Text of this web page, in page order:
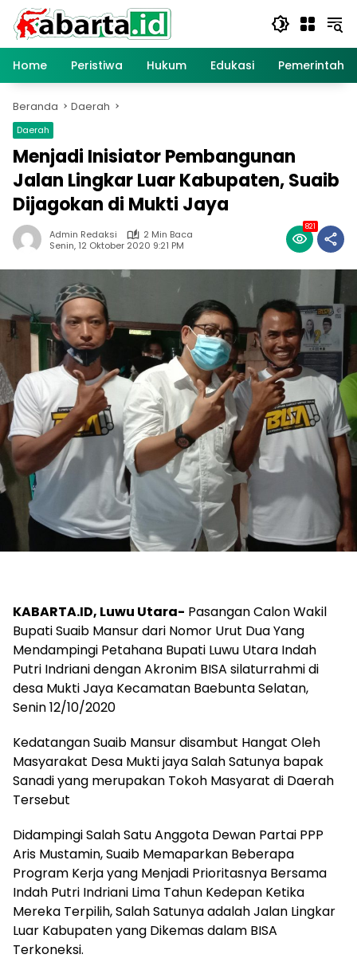
Langsung
konten
Home
Peristiwa Hukum Edukasi
Beranda Daerah
Daerah
Menjadi Inisiator Pembangunan
Jalan Lingkar Luar Kabupaten, Suaib
Dijagokan di Mukti Jaya
Admin Redaksi
2 Min Baca
Senin, 12 Oktober 2020 9:21 PM
821
KABARTA.ID, Luwu Utara- Pasangan Calon Wakil
Bupati Suaib Mansur dari Nomor Urut Dua Yang
Mendampingi Petahana Bupati Luwu Utara Indah
Putri Indriani dengan Akronim BISA silaturrahmi di
desa Mukti Jaya Kecamatan Baebunta Selatan,
Senin 12/10/2020
Kedatangan Suaib Mansur disambut Hangat Oleh
Masyarakat Desa Mukti jaya Salah Satunya bapak
Sanadi yang merupakan Tokoh Masyarat di Daerah
Tersebut
Didampingi Salah Satu Anggota Dewan Partai PPP
Aris Mustamin, Suaib Memaparkan Beberapa
Program Kerja yang Menjadi Prioritasnya Bersama
Indah Putri Indriani Lima Tahun Kedepan Ketika
Mereka Terpilih, Salah Satunya adalah Jalan Lingkar
Luar Kabupaten yang Dikemas dalam BISA
Terkoneksi.